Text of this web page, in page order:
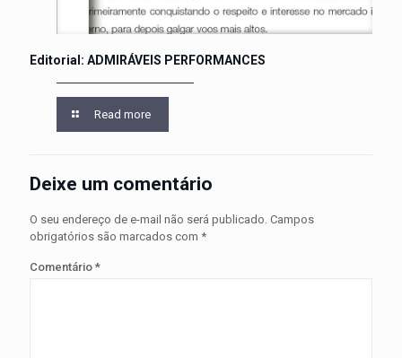
Editorial: ADMIRÁVEIS PERFORMANCES
Read more
Deixe um comentário
O seu endereço de e-mail não será publicado. Campos
obrigatórios são marcados com *
Comentário *